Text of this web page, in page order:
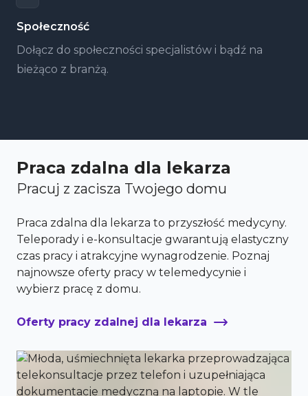
Społeczność
Dołącz do społeczności specjalistów i bądź na
bieżąco z branżą.
Praca zdalna dla lekarza
Pracuj z zacisza Twojego domu
Praca zdalna dla lekarza to przyszłość medycyny.
Teleporady i e-konsultacje gwarantują elastyczny
czas pracy i atrakcyjne wynagrodzenie. Poznaj
najnowsze oferty pracy w telemedycynie i
wybierz pracę z domu.
Oferty pracy zdalnej dla lekarza